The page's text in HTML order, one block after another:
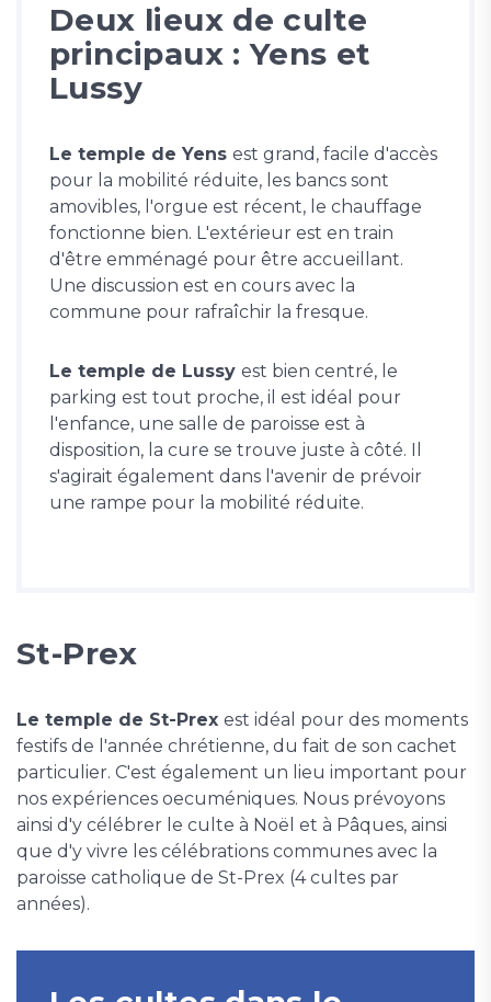
Deux lieux de culte
principaux : Yens et
Lussy
Le temple de Yens est grand, facile d'accès
pour la mobilité réduite, les bancs sont
amovibles, l'orgue est récent, le chauffage
fonctionne bien. L'extérieur est en train
d'être emménagé pour être accueillant.
Une discussion est en cours avec la
commune pour rafraîchir la fresque.
Le temple de Lussy est bien centré, le
parking est tout proche, il est idéal pour
l'enfance, une salle de paroisse est à
disposition, la cure se trouve juste à côté. Il
s'agirait également dans l'avenir de prévoir
une rampe pour la mobilité réduite.
St-Prex
Le temple de St-Prex est idéal pour des moments
festifs de l'année chrétienne, du fait de son cachet
particulier. C'est également un lieu important pour
nos expériences oecuméniques. Nous prévoyons
ainsi d'y célébrer le culte à Noël et à Pâques, ainsi
que d'y vivre les célébrations communes avec la
paroisse catholique de St-Prex (4 cultes par
années).